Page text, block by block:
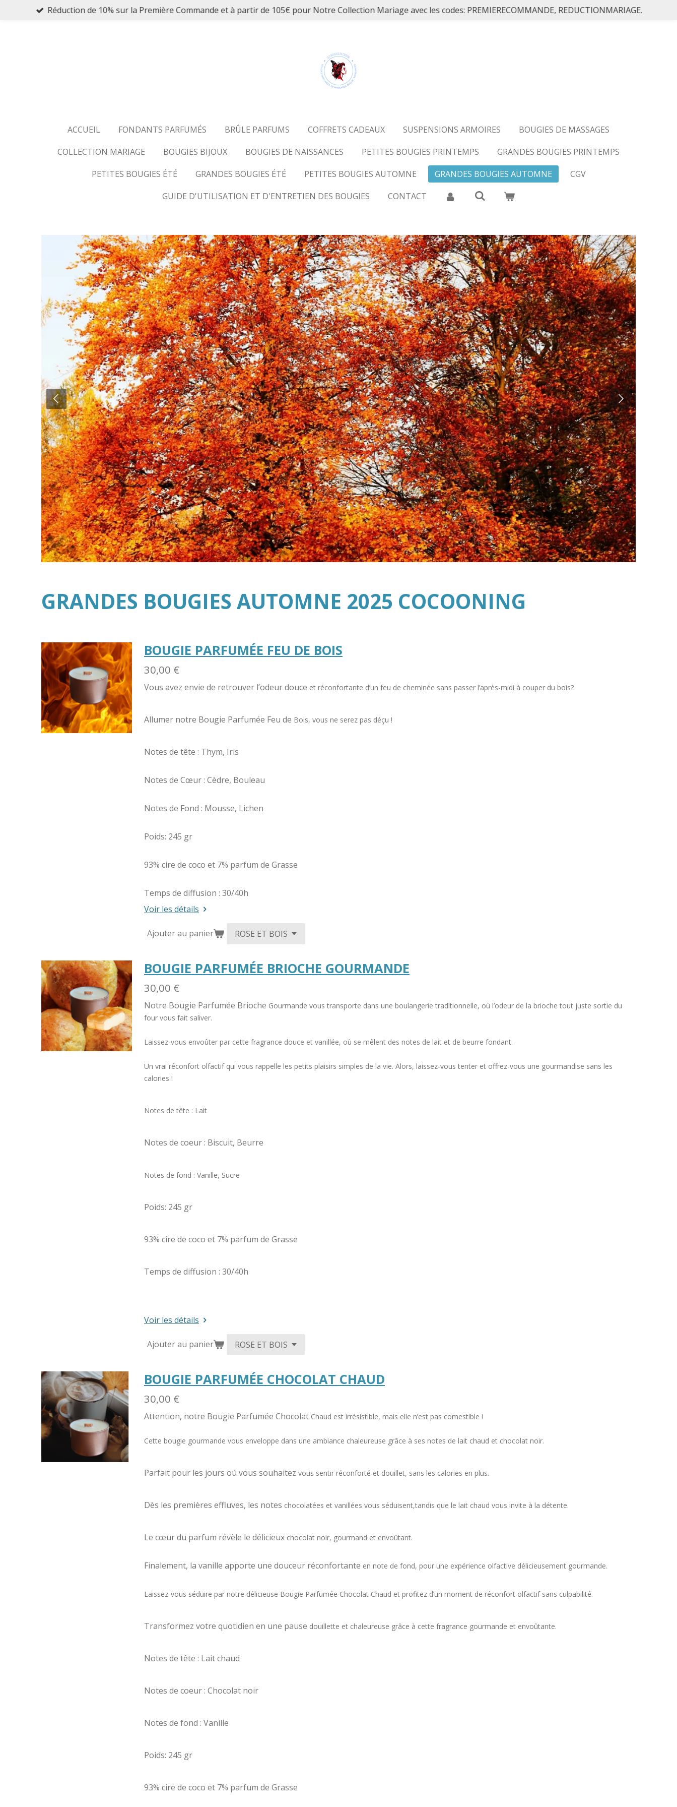
Réduction de 10% sur la Première Commande et à partir de 105€ pour Notre Collection Mariage avec les codes: PREMIERECOMMANDE, REDUCTIONMARIAGE.
ACCUEIL FONDANTS PARFUMÉS BRÛLE PARFUMS COFFRETS CADEAUX SUSPENSIONS ARMOIRES
BOUGIES DE MASSAGES
COLLECTION MARIAGE
BOUGIES BIJOUX BOUGIES DE NAISSANCES PETITES BOUGIES PRINTEMPS
GRANDES BOUGIES PRINTEMPS
PETITES BOUGIES ÉTÉ
GRANDES BOUGIES ÉTÉ PETITES BOUGIES AUTOMNE GRANDES BOUGIES AUTOMNE
CGV
GUIDE D'UTILISATION ET D'ENTRETIEN DES BOUGIES
CONTACT
GRANDES BOUGIES AUTOMNE 2025 COCOONING
BOUGIE PARFUMÉE FEU DE BOIS
30,00 €
Vous avez envie de retrouver l’odeur douce et réconfortante d’un feu de cheminée sans passer l’après-midi à couper du bois?
Allumer notre Bougie Parfumée Feu de Bois, vous ne serez pas déçu !
Notes de tête : Thym, Iris
Notes de Cœur : Cèdre, Bouleau
Notes de Fond : Mousse, Lichen
Poids: 245 gr
93% cire de coco et 7% parfum de Grasse
Temps de diffusion : 30/40h
Voir les détails
Ajouter au panier
BOUGIE PARFUMÉE BRIOCHE GOURMANDE
30,00 €
Notre Bougie Parfumée Brioche Gourmande vous transporte dans une boulangerie traditionnelle, où l’odeur de la brioche tout juste sortie du
four vous fait saliver.
Laissez-vous envoûter par cette fragrance douce et vanillée, où se mêlent des notes de lait et de beurre fondant.
Un vrai réconfort olfactif qui vous rappelle les petits plaisirs simples de la vie. Alors, laissez-vous tenter et offrez-vous une gourmandise sans les
calories !
Notes de tête : Lait
Notes de coeur : Biscuit, Beurre
Notes de fond : Vanille, Sucre
Poids: 245 gr
93% cire de coco et 7% parfum de Grasse
Temps de diffusion : 30/40h
Voir les détails
Ajouter au panier
BOUGIE PARFUMÉE CHOCOLAT CHAUD
30,00 €
Attention, notre Bougie Parfumée Chocolat Chaud est irrésistible, mais elle n’est pas comestible !
Cette bougie gourmande vous enveloppe dans une ambiance chaleureuse grâce à ses notes de lait chaud et chocolat noir.
Parfait pour les jours où vous souhaitez vous sentir réconforté et douillet, sans les calories en plus.
Dès les premières effluves, les notes chocolatées et vanillées vous séduisent,tandis que le lait chaud vous invite à la détente.
Le cœur du parfum révèle le délicieux chocolat noir, gourmand et envoûtant.
Finalement, la vanille apporte une douceur réconfortante en note de fond, pour une expérience olfactive délicieusement gourmande.
Laissez-vous séduire par notre délicieuse Bougie Parfumée Chocolat Chaud et profitez d’un moment de réconfort olfactif sans culpabilité.
Transformez votre quotidien en une pause douillette et chaleureuse grâce à cette fragrance gourmande et envoûtante.
Notes de tête : Lait chaud
Notes de coeur : Chocolat noir
Notes de fond : Vanille
Poids: 245 gr
93% cire de coco et 7% parfum de Grasse